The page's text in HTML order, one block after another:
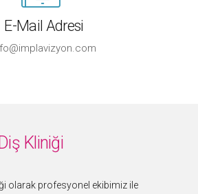
E-Mail Adresi
Diş Kliniği
olarak profesyonel ekibimiz ile